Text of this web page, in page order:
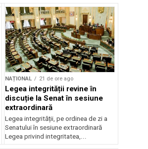
NAȚIONAL 21 de ore ago
Legea integrității revine în
discuție la Senat în sesiune
extraordinară
Legea integrității, pe ordinea de zi a
Senatului în sesiune extraordinară
Legea privind integritatea,...